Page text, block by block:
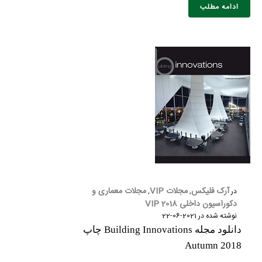
ادامه مطلب
درآرک فلیکس,مجلات VIP ,مجلات معماری و
دکوراسیون داخلی 2018 VIP
نوشته شده در2021-06-22
دانلود مجله Building Innovations چاپ
Autumn 2018